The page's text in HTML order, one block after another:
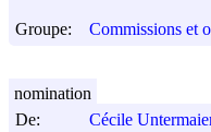
Groupe: Commissions et
De:
Cécile
nomination